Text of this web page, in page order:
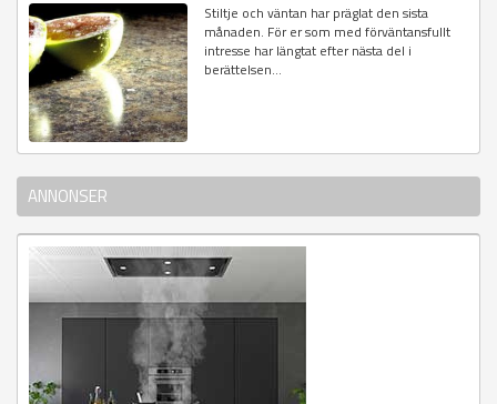
Stiltje och väntan har präglat den sista
månaden. För er som med förväntansfullt
intresse har längtat efter nästa del i
berättelsen...
ANNONSER